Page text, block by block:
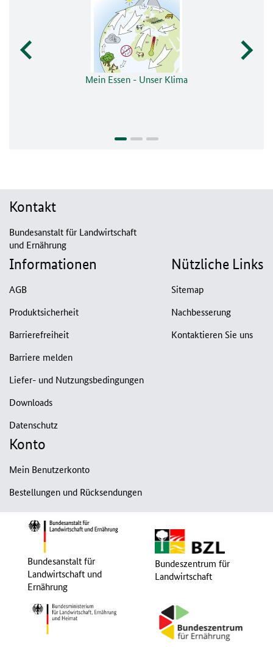
Mein Essen - Unser Klima
Kontakt
Bundesanstalt für Landwirtschaft
und Ernährung
Informationen
AGB
Produktsicherheit
Barrierefreiheit
Barriere melden
Liefer- und Nutzungsbedingungen
Downloads
Datenschutz
Nützliche Links
Sitemap
Nachbesserung
Kontaktieren Sie uns
Konto
Mein Benutzerkonto
Bestellungen und Rücksendungen
Bundesanstalt für
Landwirtschaft und
Ernährung
Bundeszentrum für
Landwirtschaft